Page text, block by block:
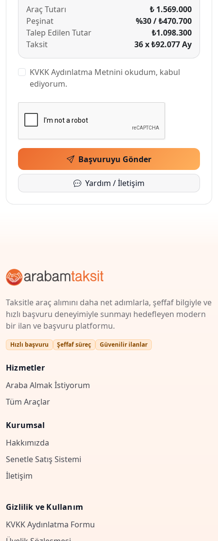
Araç Tutarı
₺ 1.569.000
Peşinat
%30 / ₺470.700
Talep Edilen Tutar
₺1.098.300
Taksit
36 x ₺92.077Ay
KVKK Aydınlatma Metnini okudum, kabul
ediyorum.
Başvuruyu Gönder
Yardım / İletişim
Taksitle araç alımını daha net adımlarla, şeffaf bilgiyle ve
hızlı başvuru deneyimiyle sunmayı hedefleyen modern
bir ilan ve başvuru platformu.
Hızlı başvuru Şeffaf süreç Güvenilir ilanlar
Hizmetler
Araba Almak İstiyorum
Tüm Araçlar
Kurumsal
Hakkımızda
Senetle Satış Sistemi
İletişim
Gizlilik ve Kullanım
KVKK Aydınlatma Formu